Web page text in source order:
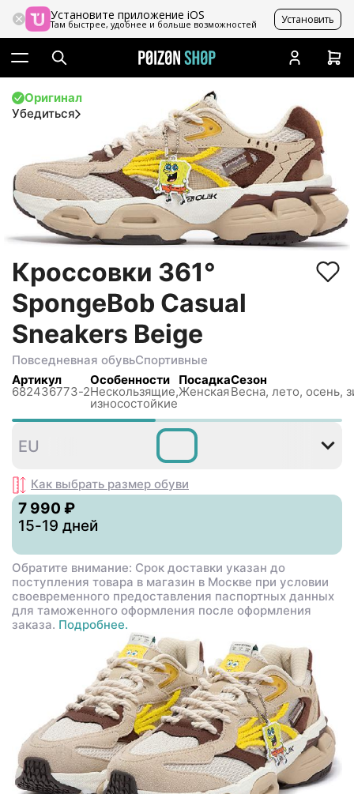
Установите приложение iOS
Там быстрее, удобнее и больше возможностей Установить
Оригинал
Убедиться
Кроссовки 361°
SpongeBob Casual
Sneakers Beige
Повседневная обувьСпортивные
Артикул
682436773-2
Особенности
Нескользящиe,
износостойкие
Посадка
Женская
Сезон
Весна, лето, осень,
EU
Как выбрать размер обуви
7 990 ₽
15-19 дней
Обратите внимание: Срок доставки указан до
поступления товара в магазин в Москве при условии
своевременного предоставления паспортных данных
для таможенного оформления после оформления
заказа. Подробнее.